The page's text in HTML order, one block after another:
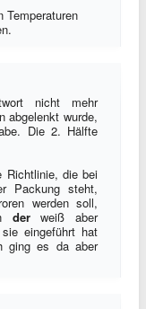
Temperaturen
nicht mehr
abgelenkt wurde,
Die 2. Hälfte
Richtlinie, die bei
Packung steht,
werden soll,
derweiß aber
eingeführt hat
ging es da aber